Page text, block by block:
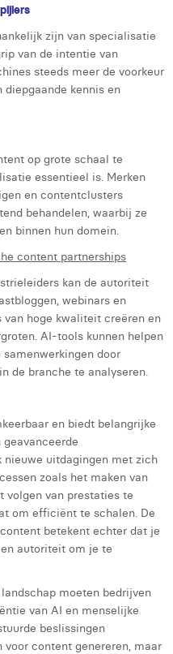
zijn van specialisatie
van de intentie van
steeds meer de voorkeur
diepgaande kennis en
op grote schaal te
essentieel is. Merken
en contentclusters
behandelen, waarbij ze
binnen hun domein.
content partnerships
kan de autoriteit
webinars en
van hoge kwaliteit creëren en
AI-tools kunnen helpen
door
de branche te analyseren.
en biedt belangrijke
nieuwe uitdagingen met zich
zoals het maken van
volgen van prestaties te
om efficiënt te schalen. De
betekent echter dat je
autoriteit om je te
moeten bedrijven
van AI en menselijke
beslissingen
content genereren, maar